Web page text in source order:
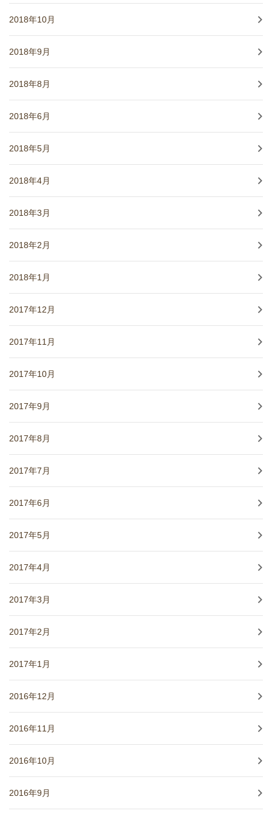
2018年10月
2018年9月
2018年8月
2018年6月
2018年5月
2018年4月
2018年3月
2018年2月
2018年1月
2017年12月
2017年11月
2017年10月
2017年9月
2017年8月
2017年7月
2017年6月
2017年5月
2017年4月
2017年3月
2017年2月
2017年1月
2016年12月
2016年11月
2016年10月
2016年9月